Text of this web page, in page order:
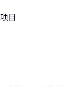
目